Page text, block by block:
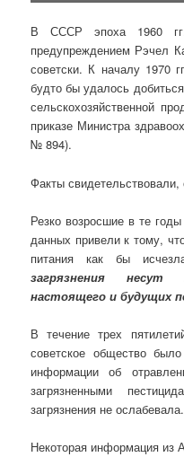
В СССР эпоха 1960
предупреждением Рэчел
советски. К началу 1970
будто бы удалось
сельскохозяйственной
приказе Министра
№ 894).
Факты
Резко возросшие в те
данных привели к тому,
питания как бы
загрязнения
настоящего и будущих
В течение трех
советское общество
информации об
загрязненными
загрязнения не ослабевала.
Некоторая информация из